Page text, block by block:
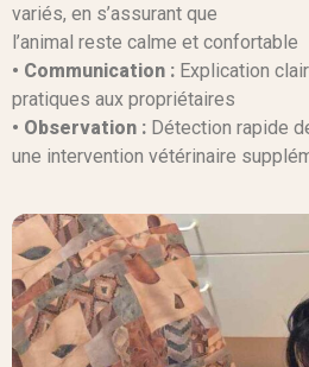
variés, en s’assurant que
l’animal reste calme et confortable
• Communication : Explication
pratiques aux propriétaires
• Observation : Détection rapide
une intervention vétérinaire